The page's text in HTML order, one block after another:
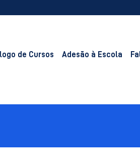
de Cursos Adesão à Escola